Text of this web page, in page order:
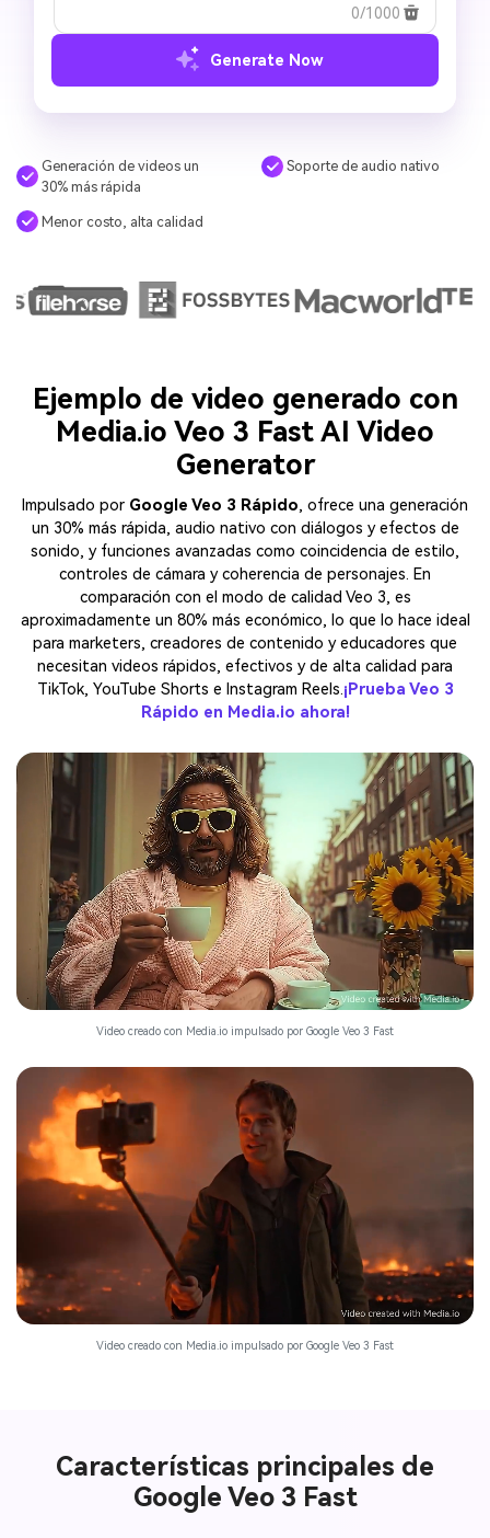
0/1000
Generate Now
Generación de videos un
30% más rápida
Soporte de audio nativo
Menor costo, alta calidad
Ejemplo de video generado con
Media.io Veo 3 Fast AI Video
Generator
Impulsado por Google Veo 3 Rápido, ofrece una generación
un 30% más rápida, audio nativo con diálogos y efectos de
sonido, y funciones avanzadas como coincidencia de estilo,
controles de cámara y coherencia de personajes. En
comparación con el modo de calidad Veo 3, es
aproximadamente un 80% más económico, lo que lo hace ideal
para marketers, creadores de contenido y educadores que
necesitan videos rápidos, efectivos y de alta calidad para
TikTok, YouTube Shorts e Instagram Reels.¡Prueba Veo 3
Rápido en Media.io ahora!
Video creado con Media.io impulsado por Google Veo 3 Fast
Video creado con Media.io impulsado por Google Veo 3 Fast
Características principales de
Google Veo 3 Fast